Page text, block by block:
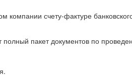
счету-фактуре
пакет документов по